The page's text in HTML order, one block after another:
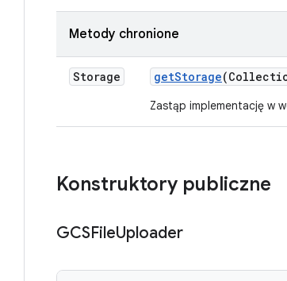
Metody chronione
Storage getStorage
Zastąp implementację w
Konstruktory publiczne
GCSFileUploader